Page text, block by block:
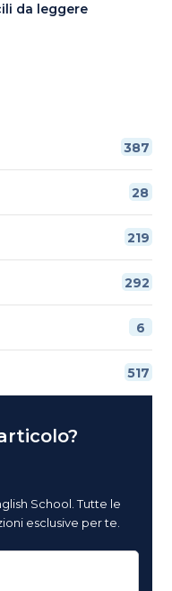
da leggere
387
28
219
292
6
517
School. Tutte le
esclusive per te.